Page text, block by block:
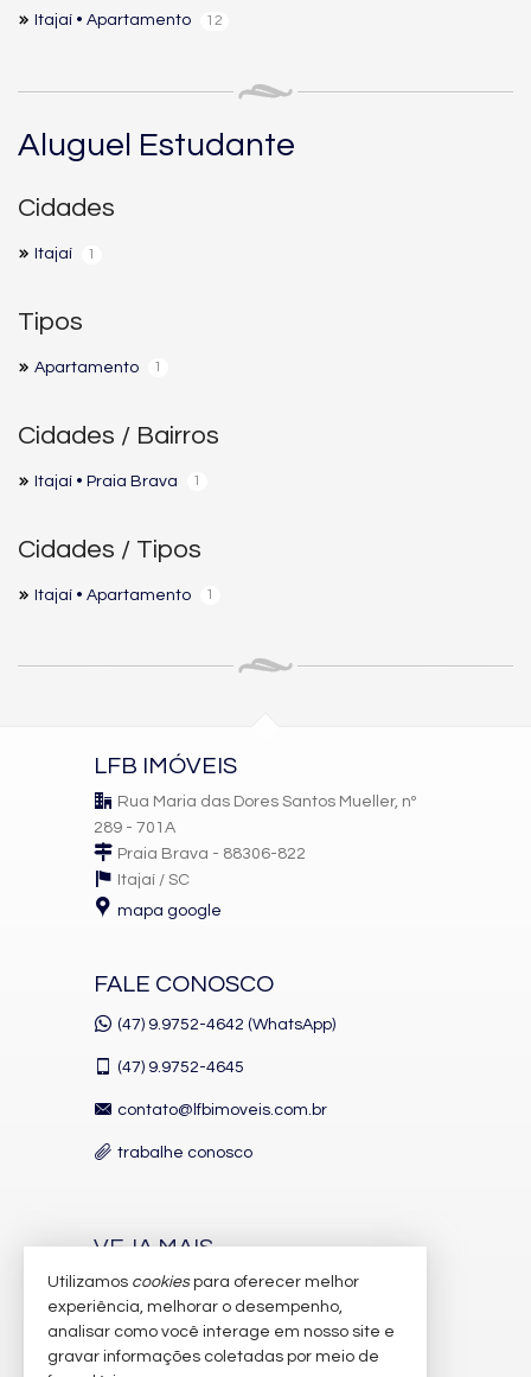
Itajaí • Apartamento 12
Aluguel Estudante
Cidades
Itajaí 1
Tipos
Apartamento 1
Cidades / Bairros
Itajaí • Praia Brava 1
Cidades / Tipos
Itajaí • Apartamento 1
LFB IMÓVEIS
Rua Maria das Dores Santos Mueller, nº
289 - 701A
Praia Brava - 88306-822
Itajaí / SC
mapa google
FALE CONOSCO
(47) 9.9752-4642 (WhatsApp)
(47) 9.9752-4645
contato@lfbimoveis.com.br
trabalhe conosco
VEJA MAIS
receba nosso newsletter
indicadores financeiros
Utilizamos cookiespara oferecer melhor
experiência, melhorar o desempenho,
analisar como você interage em nosso site e
gravar informações coletadas por meio de